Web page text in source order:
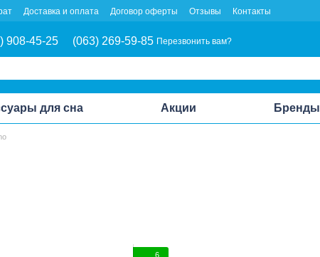
Доставка и оплата Договор оферты Отзывы Контакты
908-45-25 (063) 269-59-85 Перезвонить вам?
для сна Акции Бренды
6